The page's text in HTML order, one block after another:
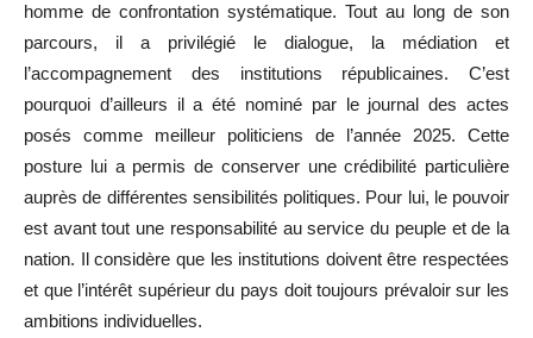
homme de confrontation systématique. Tout au long de son
parcours, il a privilégié le dialogue, la médiation et
l’accompagnement des institutions républicaines. C’est
pourquoi d’ailleurs il a été nominé par le journal des actes
posés comme meilleur politiciens de l’année 2025. Cette
posture lui a permis de conserver une crédibilité particulière
auprès de différentes sensibilités politiques. Pour lui, le pouvoir
est avant tout une responsabilité au service du peuple et de la
nation. Il considère que les institutions doivent être respectées
et que l’intérêt supérieur du pays doit toujours prévaloir sur les
ambitions individuelles.